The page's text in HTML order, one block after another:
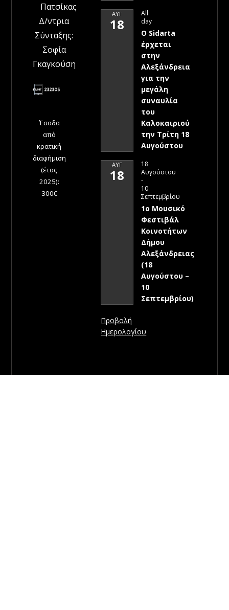
Πατσίκας
Δ/ντρια
Σύνταξης:
Σοφία
Γκαγκούση
Έσοδα
από
κρατική
διαφήμιση
(έτος
2025):
300€
ΑΥΓ
18
All
day
Ο Sidarta
έρχεται
στην
Αλεξάνδρεια
για την
μεγάλη
συναυλία
του
Καλοκαιριού
την Τρίτη 18
Αυγούστου
ΑΥΓ
18
18
Αυγούστου
-
10
Σεπτεμβρίου
1ο Μουσικό
Φεστιβάλ
Κοινοτήτων
Δήμου
Αλεξάνδρειας
(18
Αυγούστου –
10
Σεπτεμβρίου)